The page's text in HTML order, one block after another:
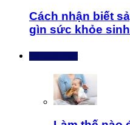
Cách nhận biết
gìn sức khỏe